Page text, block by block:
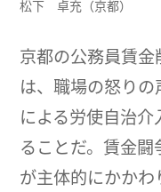
松下 卓充（京都）
京都の公務員賃
は、職場の怒り
による労使自治
ることだ。賃金
が主体的にかか